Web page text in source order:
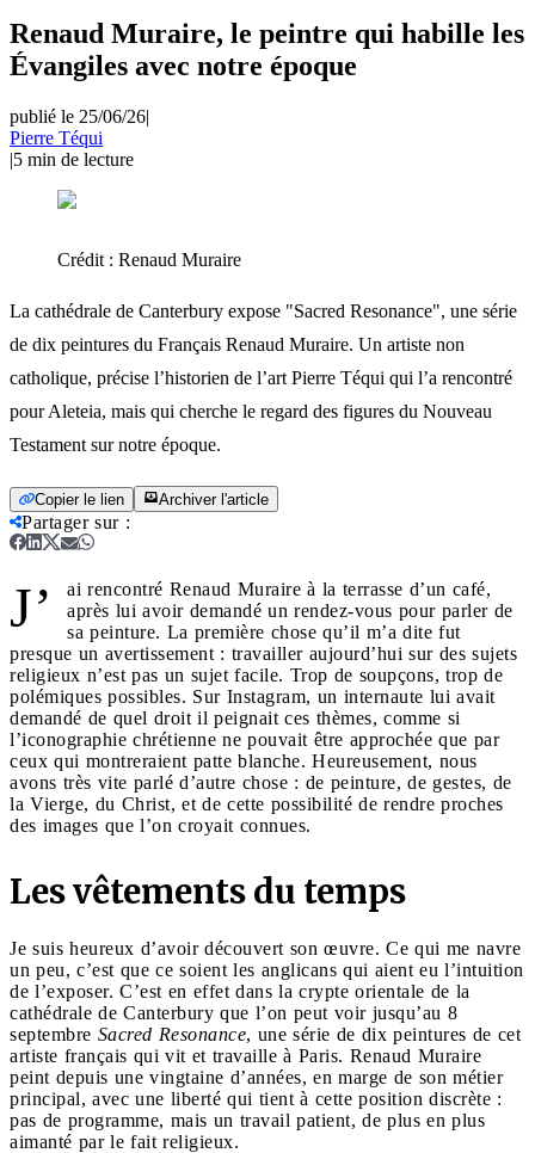
Renaud Muraire, le peintre qui habille les
Évangiles avec notre époque
publié le 25/06/26|
Pierre Téqui
|5 min de lecture
Crédit : Renaud Muraire
La cathédrale de Canterbury expose "Sacred Resonance", une série
de dix peintures du Français Renaud Muraire. Un artiste non
catholique, précise l’historien de l’art Pierre Téqui qui l’a rencontré
pour Aleteia, mais qui cherche le regard des figures du Nouveau
Testament sur notre époque.
Copier le lien Archiver l'article
Partager sur:
J’
ai rencontré Renaud Muraire à la terrasse d’un café,
après lui avoir demandé un rendez-vous pour parler de
sa peinture. La première chose qu’il m’a dite fut
presque un avertissement : travailler aujourd’hui sur des sujets
religieux n’est pas un sujet facile. Trop de soupçons, trop de
polémiques possibles. Sur Instagram, un internaute lui avait
demandé de quel droit il peignait ces thèmes, comme si
l’iconographie chrétienne ne pouvait être approchée que par
ceux qui montreraient patte blanche. Heureusement, nous
avons très vite parlé d’autre chose : de peinture, de gestes, de
la Vierge, du Christ, et de cette possibilité de rendre proches
des images que l’on croyait connues.
Les vêtements du temps
Je suis heureux d’avoir découvert son œuvre. Ce qui me navre
un peu, c’est que ce soient les anglicans qui aient eu l’intuition
de l’exposer. C’est en effet dans la crypte orientale de la
cathédrale de Canterbury que l’on peut voir jusqu’au 8
septembre Sacred Resonance, une série de dix peintures de cet
artiste français qui vit et travaille à Paris. Renaud Muraire
peint depuis une vingtaine d’années, en marge de son métier
principal, avec une liberté qui tient à cette position discrète :
pas de programme, mais un travail patient, de plus en plus
aimanté par le fait religieux.